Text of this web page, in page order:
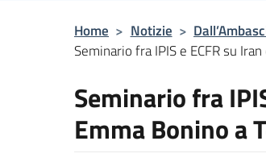
Home > Notizie >
Seminario fra IPIS e ECFR su
Seminario fra
Emma Bonino a